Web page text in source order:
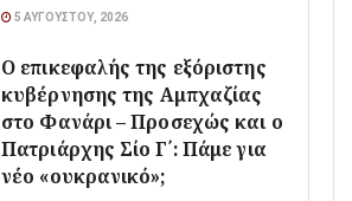
5 ΑΥΓΟΎΣΤΟΥ, 2026
Ο επικεφαλής της εξόριστης
κυβέρνησης της Αμπχαζίας
στο Φανάρι – Προσεχώς και ο
Πατριάρχης Σίο Γ΄: Πάμε για
νέο «ουκρανικό»;